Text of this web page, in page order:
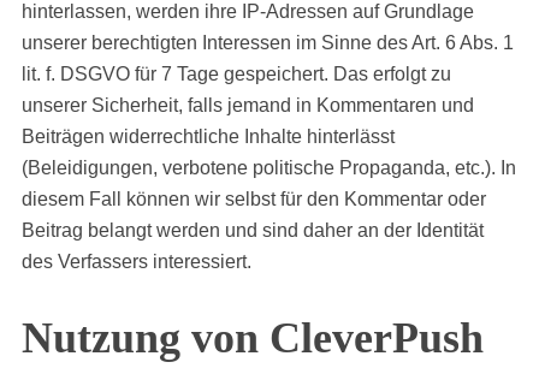
hinterlassen, werden ihre IP-Adressen auf Grundlage
unserer berechtigten Interessen im Sinne des Art. 6 Abs. 1
lit. f. DSGVO für 7 Tage gespeichert. Das erfolgt zu
unserer Sicherheit, falls jemand in Kommentaren und
Beiträgen widerrechtliche Inhalte hinterlässt
(Beleidigungen, verbotene politische Propaganda, etc.). In
diesem Fall können wir selbst für den Kommentar oder
Beitrag belangt werden und sind daher an der Identität
des Verfassers interessiert.
Nutzung von CleverPush